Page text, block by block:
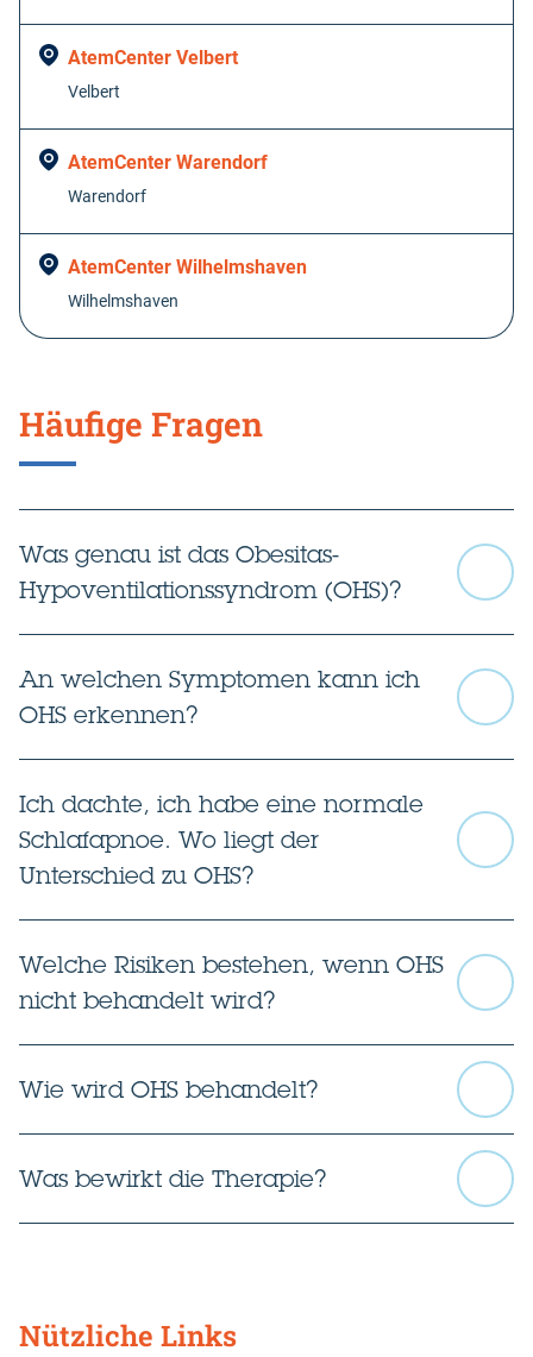
AtemCenter Velbert
Velbert
AtemCenter Warendorf
Warendorf
AtemCenter Wilhelmshaven
Wilhelmshaven
Häufige Fragen
Was genau ist das Obesitas-
Hypoventilationssyndrom (OHS)?
An welchen Symptomen kann ich
OHS erkennen?
Ich dachte, ich habe eine normale
Schlafapnoe. Wo liegt der
Unterschied zu OHS?
Welche Risiken bestehen, wenn OHS
nicht behandelt wird?
Wie wird OHS behandelt?
Was bewirkt die Therapie?
Nützliche Links